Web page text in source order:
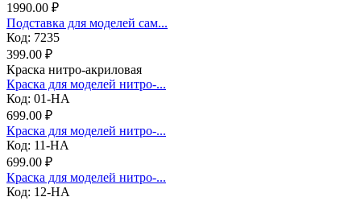
1990.00 ₽
Подставка для моделей сам...
Код: 7235
399.00 ₽
Краска нитро-акриловая
Краска для моделей нитро-...
Код: 01-НА
699.00 ₽
Краска для моделей нитро-...
Код: 11-НА
699.00 ₽
Краска для моделей нитро-...
Код: 12-НА